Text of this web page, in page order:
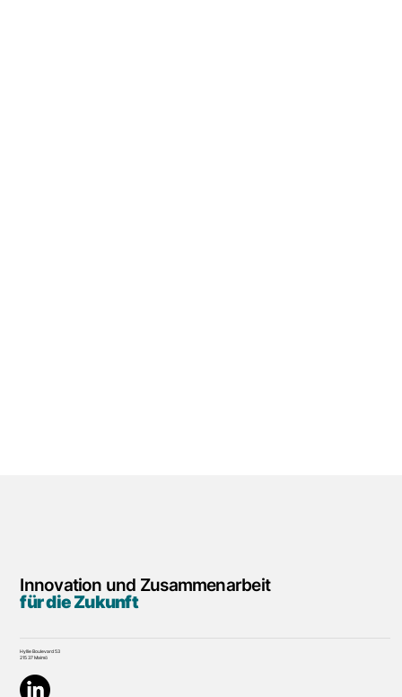
Innovation und Zusammenarbeit
für die Zukunft
Hyllie Boulevard 53
215 37 Malmö